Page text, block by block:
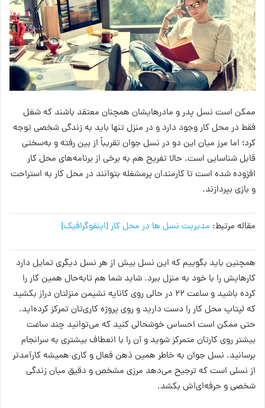
ممکن است نسل پدر و مادرهایشان همچنان معتقد باشند که شغل
فقط در محل کار وجود دارد و در منزل تنها باید به زندگی شخصی توجه
کرد؛ اما مرز میان این دو در نسل جوان تقریباً از بین رفته و به‌سختی
قابل شناسایی است. حالا تفریح هم به برخی از برنامه‌های محل کار
افزوده شده‌ است تا کارمندان پرمشغله بتوانند در محل کار به استراحت
و بازی بپردازند.
مقاله مرتبط: مدیریت نسل ها در محل کار [اینفوگرافیک]
همچنین باید بگوییم که این نسل بیش از هر نسل دیگری تمایل دارد
کارهایش را با خود به منزل ببرد. شاید شما هم تا‌به‌حال همین کار را
کرده باشید و ساعت ۲۲ در حالی روی کاناپه نشیمن منزلتان دراز بکشید
که لپتاپ محل کار را دست دارید و روی پروژه کاری‌تان تمرکز کرده‌اید.
حتی ممکن است احساس خوشحالی کنید که می‌توانید چند ساعت
بیشتر روی کارتان متمرکز شوید و آن را با انعطاف بیشتری به سرانجام
برسانید. نسل جوان به خاطر همین ذهن فعال و کاری همیشه کارآمدتر
از نسلی است که ترجیح می‌دهد مرزی مشخص و دقیق میان زندگی
شخصی و حرفه‌ای‌اش بکشد.